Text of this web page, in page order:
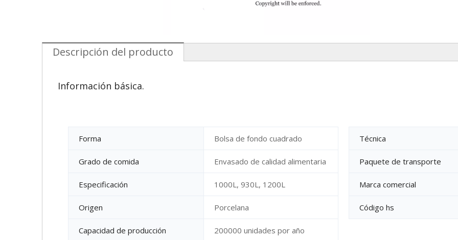
Descripción del producto
Información básica.
Forma Bolsa de fondo cuadrado Técnica
Grado de comida Envasado de calidad alimentaria Paquete de transporte
Especificación 1000L, 930L, 1200L Marca comercial
Origen Porcelana Código hs
Capacidad de producción 200000 unidades por año